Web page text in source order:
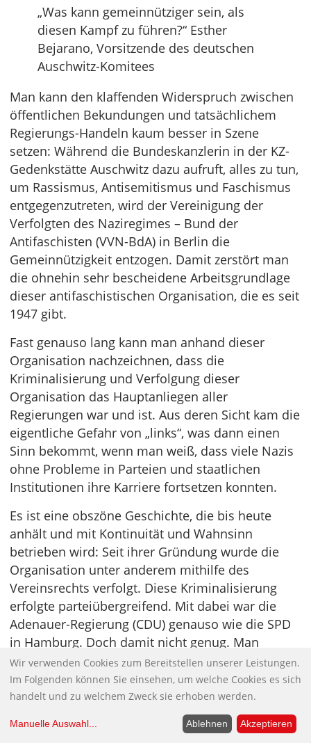
„Was kann gemeinnütziger sein, als
diesen Kampf zu führen?“ Esther
Bejarano, Vorsitzende des deutschen
Auschwitz-Komitees
Man kann den klaffenden Widerspruch zwischen
öffentlichen Bekundungen und tatsächlichem
Regierungs-Handeln kaum besser in Szene
setzen: Während die Bundeskanzlerin in der KZ-
Gedenkstätte Auschwitz dazu aufruft, alles zu tun,
um Rassismus, Antisemitismus und Faschismus
entgegenzutreten, wird der Vereinigung der
Verfolgten des Naziregimes – Bund der
Antifaschisten (VVN-BdA) in Berlin die
Gemeinnützigkeit entzogen. Damit zerstört man
die ohnehin sehr bescheidene Arbeitsgrundlage
dieser antifaschistischen Organisation, die es seit
1947 gibt.
Fast genauso lang kann man anhand dieser
Organisation nachzeichnen, dass die
Kriminalisierung und Verfolgung dieser
Organisation das Hauptanliegen aller
Regierungen war und ist. Aus deren Sicht kam die
eigentliche Gefahr von „links“, was dann einen
Sinn bekommt, wenn man weiß, dass viele Nazis
ohne Probleme in Parteien und staatlichen
Institutionen ihre Karriere fortsetzen konnten.
Es ist eine obszöne Geschichte, die bis heute
anhält und mit Kontinuität und Wahnsinn
betrieben wird: Seit ihrer Gründung wurde die
Organisation unter anderem mithilfe des
Vereinsrechts verfolgt. Diese Kriminalisierung
erfolgte parteiübergreifend. Mit dabei war die
Adenauer-Regierung (CDU) genauso wie die SPD
in Hamburg. Doch damit nicht genug. Man
versuchte sogar, die VVN auf Bundesebene zu
verbieten. Dieses Verbotsverfahren wurde
schließlich 1961 „unterbrochen“, nachdem
öffentlich wurde, dass der zuständige Richter ein
ehemaliger Nazi-Jurist war.
Wir verwenden Cookies zum Bereitstellen unserer Leistungen.
Im Folgenden können Sie einsehen, um welche Cookies es sich
handelt und zu welchem Zweck sie erhoben werden.
Manuelle Auswahl... Ablehnen Akzeptieren